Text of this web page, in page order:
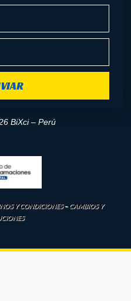
BiXci – Perú
Y CONDICIONES–CAMBIOS Y